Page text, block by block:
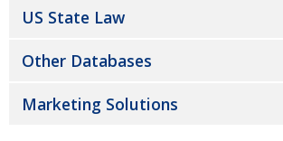
US State Law
Other Databases
Marketing Solutions